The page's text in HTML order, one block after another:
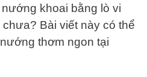
khoai bằng lò vi
Bài viết này có thể
thơm ngon tại